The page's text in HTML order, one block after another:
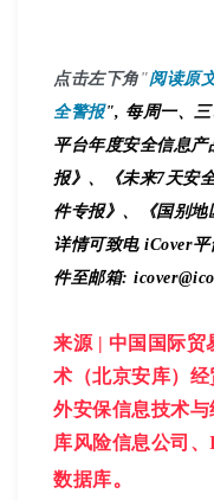
点击左下角 "阅读原
全警报", 每周一、三
平台年度安全信息
报》、《未来7天安
件专报》、《国别
详情可致电 iCover
件至邮箱:
来源 | 中国国际贸
术（北京安库）
外安保信息技术
库风险信息公司
数据库。